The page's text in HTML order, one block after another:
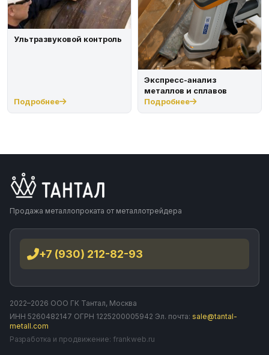
Ультразвуковой контроль
Подробнее
Экспресс-анализ
металлов и сплавов
Подробнее
Продажа металлопроката от металлотрейдера
+7 (930) 212-82-93
2022–2026 ООО ГК Тантал, Москва
ИНН 5260482147 ОГРН 1225200005942 Эл. почта: sale@tantal-
metall.com
Разработка и продвижение: frankweb.ru